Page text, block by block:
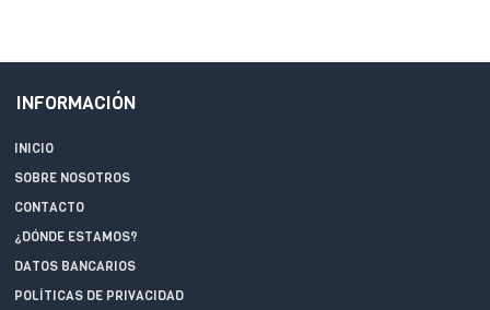
INFORMACIÓN
INICIO
SOBRE NOSOTROS
CONTACTO
¿DÓNDE ESTAMOS?
DATOS BANCARIOS
POLÍTICAS DE PRIVACIDAD